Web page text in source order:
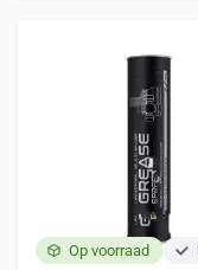
Op voorraad